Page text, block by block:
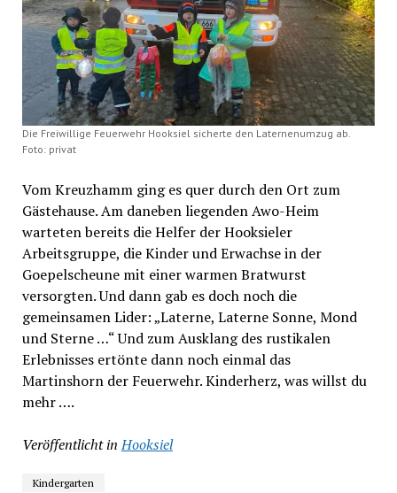
Die Freiwillige Feuerwehr Hooksiel sicherte den Laternenumzug ab.
Foto: privat
Vom Kreuzhamm ging es quer durch den Ort zum
Gästehause. Am daneben liegenden Awo-Heim
warteten bereits die Helfer der Hooksieler
Arbeitsgruppe, die Kinder und Erwachse in der
Goepelscheune mit einer warmen Bratwurst
versorgten. Und dann gab es doch noch die
gemeinsamen Lider: „Laterne, Laterne Sonne, Mond
und Sterne …“ Und zum Ausklang des rustikalen
Erlebnisses ertönte dann noch einmal das
Martinshorn der Feuerwehr. Kinderherz, was willst du
mehr ….
Veröffentlicht in Hooksiel
Kindergarten